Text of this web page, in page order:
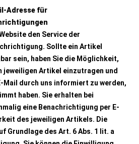
Adresse für
den Service der
Sollte ein Artikel
sein, haben Sie die Möglichkeit,
jeweiligen Artikel einzutragen und
Mail durch uns informiert zu werden,
haben. Sie erhalten bei
eine Benachrichtigung per E-
des jeweiligen Artikels. Die
Grundlage des Art. 6 Abs. 1 lit. a